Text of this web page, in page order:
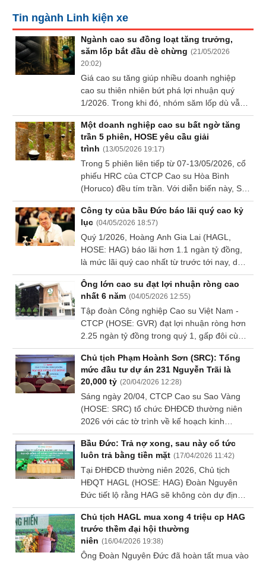
Tin ngành Linh kiện xe
Ngành cao su đồng loạt tăng trưởng,
săm lốp bắt đầu dè chừng (21/05/2026
20:02)
Giá cao su tăng giúp nhiều doanh nghiệp
cao su thiên nhiên bứt phá lợi nhuận quý
1/2026. Trong khi đó, nhóm săm lốp dù vẫn
tăng trưởng nhưng bắt đầu nhìn thấy những
sức ép.
Một doanh nghiệp cao su bất ngờ tăng
trần 5 phiên, HOSE yêu cầu giải
trình (13/05/2026 19:17)
Trong 5 phiên liên tiếp từ 07-13/05/2026, cổ
phiếu HRC của CTCP Cao su Hòa Bình
(Horuco) đều tím trần. Với diễn biến này, Sở
Giao dịch Chứng khoán TP.HCM (HOSE) đã
có văn bản yêu cầu Horuco giải trình.
Công ty của bầu Đức báo lãi quý cao kỷ
lục (04/05/2026 18:57)
Quý 1/2026, Hoàng Anh Gia Lai (HAGL,
HOSE: HAG) báo lãi hơn 1.1 ngàn tỷ đồng,
là mức lãi quý cao nhất từ trước tới nay, dù
nguyên nhân chủ yếu nhờ được miễn giảm
lãi trái phiếu.
Ông lớn cao su đạt lợi nhuận ròng cao
nhất 6 năm (04/05/2026 12:55)
Tập đoàn Công nghiệp Cao su Việt Nam -
CTCP (HOSE: GVR) đạt lợi nhuận ròng hơn
2.25 ngàn tỷ đồng trong quý 1, gấp đôi cùng
kỳ, nhờ giá mủ tăng cao và khoản thu nhập
bất thường lớn.
Chủ tịch Phạm Hoành Sơn (SRC): Tổng
mức đầu tư dự án 231 Nguyễn Trãi là
20,000 tỷ (20/04/2026 12:28)
Sáng ngày 20/04, CTCP Cao su Sao Vàng
(HOSE: SRC) tổ chức ĐHĐCĐ thường niên
2026 với các tờ trình về kế hoạch kinh
doanh, phương án phân phối lợi nhuận, chia
cổ tức, tăng vốn điều lệ và bầu HĐQT, BKS
nhiệm kỳ 2026-2031.
Bầu Đức: Trả nợ xong, sau này cổ tức
luôn trả bằng tiền mặt (17/04/2026 11:42)
Tại ĐHĐCĐ thường niên 2026, Chủ tịch
HĐQT HAGL (HOSE: HAG) Đoàn Nguyên
Đức tiết lộ rằng HAG sẽ không còn dự định
phát hành thêm cổ phiếu chừng nào ông vẫn
đang đương nhiệm.
Chủ tịch HAGL mua xong 4 triệu cp HAG
trước thềm đại hội thường
niên (16/04/2026 19:38)
Ông Đoàn Nguyên Đức đã hoàn tất mua vào
Báo
cáo
phân
tích
Thuật
ngữ
(-)
(-)
Đào
Sách
Công
tài
chính